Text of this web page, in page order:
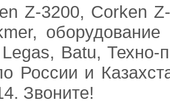
Z-3200, Corken
Batu,
России и
Звоните!